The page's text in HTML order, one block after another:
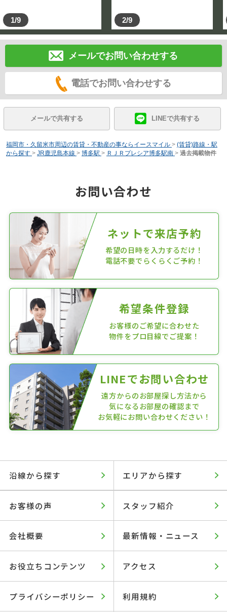
1/9 2/9
メールでお問い合わせする
電話でお問い合わせする
メールで共有する LINEで共有する
福岡市・久留米市周辺の賃貸・不動産の事ならイースマイル > (賃貸)路線・駅
から探す > JR鹿児島本線 > 博多駅 > ＲＪＲプレシア博多駅南 > 過去掲載物件
お問い合わせ
ネットで来店予約
希望の日時を入力するだけ！
電話不要でらくらくご予約！
希望条件登録
お客様のご希望に合わせた
物件をプロ目線でご提案！
LINEでお問い合わせ
遠方からのお部屋探し方法から
気になるお部屋の確認まで
お気軽にお問い合わせください！
沿線から探す エリアから探す
お客様の声 スタッフ紹介
会社概要 最新情報・ニュース
お役立ちコンテンツ アクセス
プライバシーポリシー 利用規約